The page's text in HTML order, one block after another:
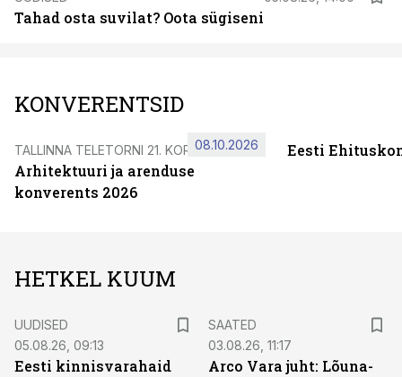
Tahad osta suvilat? Oota sügiseni
KONVERENTSID
TALLINNA TELETORNI 21. KORRUSEL
Arhitektuuri ja arenduse
konverents 2026
08.10.2026 Eesti
HETKEL KUUM
UUDISED
05.08.26, 09:13
Eesti kinnisvarahaid
SAATED
03.08.26, 11:17
Arco Vara juht: Lõuna-